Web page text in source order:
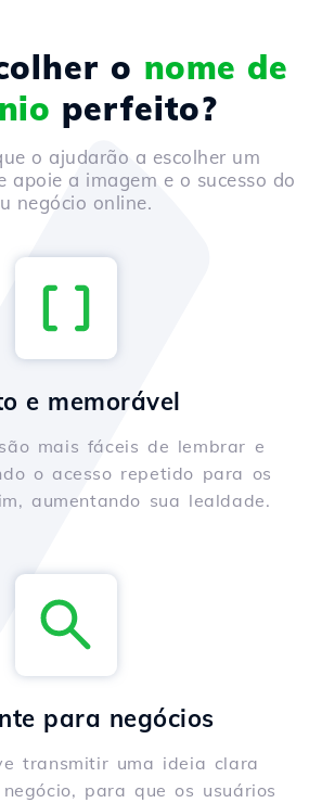
o nome de
perfeito?
o ajudarão a escolher um
apoie a imagem e o sucesso do
negócio online.
e memorável
mais fáceis de lembrar e
o acesso repetido para os
aumentando sua lealdade.
para negócios
transmitir uma ideia clara
para que os usuários